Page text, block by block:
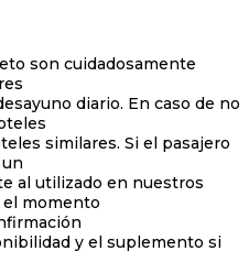
son cuidadosamente
diario. En caso de no
similares. Si el pasajero
al utilizado en nuestros
el momento
y el suplemento si